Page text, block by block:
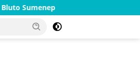
Merah Putih Menyala di